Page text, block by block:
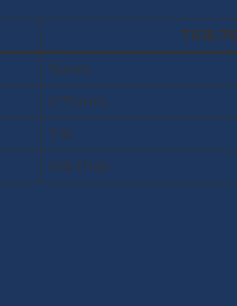
TS15.75
15mm
0.75mm
Tốt
Mái thấp